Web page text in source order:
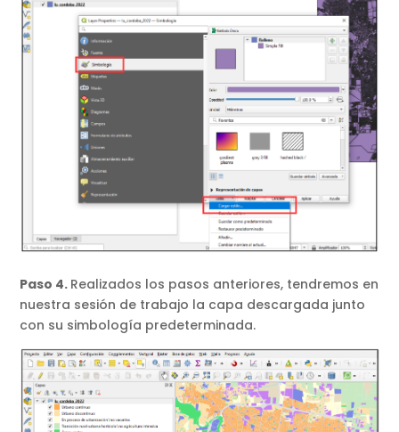
Paso 4. Realizados los pasos anteriores, tendremos en
nuestra sesión de trabajo la capa descargada junto
con su simbología predeterminada.